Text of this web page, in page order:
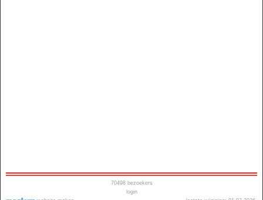
70498bezoekers
login